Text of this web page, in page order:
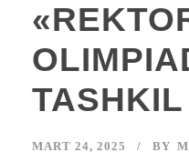
MART 24, 2025 BY